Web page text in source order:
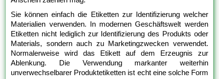
Sie können einfach die Etiketten zur Identifizierung welcher
Materialien verwenden. In modernen Geschäftswelt werden
Etiketten nicht lediglich zur Identifizierung des Produkts oder
Materials, sondern auch zu Marketingzwecken verwendet.
Normalerweise wird das Etikett auf dem Erzeugnis zur
Ablenkung. Die Verwendung markanter weiterhin
unverwechselbarer Produktetiketten ist echt eine solche Form